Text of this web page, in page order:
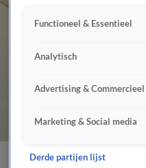
Functioneel & Essentieel
Analytisch
Advertising & Commercieel
Marketing & Social media
Derde partijen lijst